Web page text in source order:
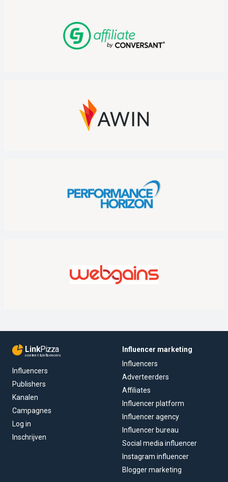
LinkPizza
content & influencers
Influencers
Publishers
Kanalen
Campagnes
Log in
Inschrijven
Influencer marketing
Influencers
Adverteerders
Affiliates
Influencer platform
Influencer agency
Influencer bureau
Social media influencer
Instagram influencer
Blogger marketing